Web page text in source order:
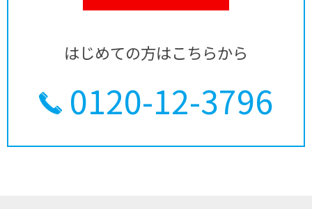
はじめての方はこちらから
0120-12-3796